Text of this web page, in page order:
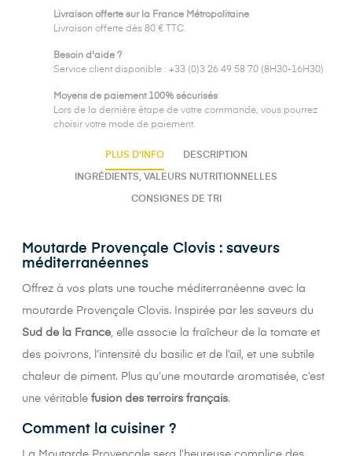
Livraison offerte sur la France Métropolitaine
Livraison offerte dès 80 € TTC.
Besoin d'aide ?
Service client disponible : +33 (0)3 26 49 58 70 (8H30-16H30)
Moyens de paiement 100% sécurisés
Lors de la dernière étape de votre commande, vous pourrez
choisir votre mode de paiement.
PLUS D'INFO DESCRIPTION
INGRÉDIENTS, VALEURS NUTRITIONNELLES
CONSIGNES DE TRI
Moutarde Provençale Clovis : saveurs
méditerranéennes
Offrez à vos plats une touche méditerranéenne avec la
moutarde Provençale Clovis. Inspirée par les saveurs du
Sud de la France, elle associe la fraîcheur de la tomate et
des poivrons, l’intensité du basilic et de l’ail, et une subtile
chaleur de piment. Plus qu’une moutarde aromatisée, c’est
une véritable fusion des terroirs français.
Comment la cuisiner ?